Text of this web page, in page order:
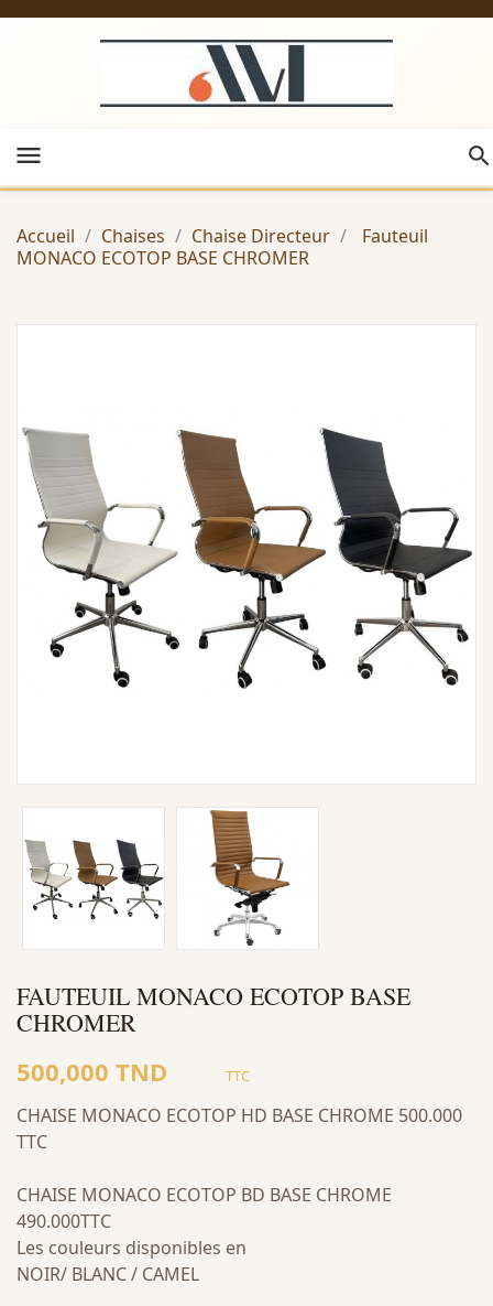
menu
Accueil Chaises Chaise Directeur
Fauteuil
MONACO ECOTOP BASE CHROMER
FAUTEUIL MONACO ECOTOP BASE
CHROMER
500,000 TND TTC
CHAISE MONACO ECOTOP HD BASE CHROME 500.000
TTC
CHAISE MONACO ECOTOP BD BASE CHROME
490.000TTC
Les couleurs disponibles en
NOIR/ BLANC / CAMEL